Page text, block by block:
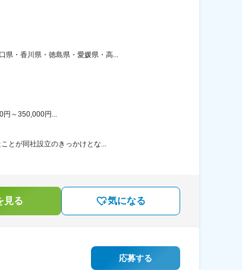
・香川県・徳島県・愛媛県・高...
～350,000円...
とが同社設立のきっかけとな...
見る 気になる
応募する